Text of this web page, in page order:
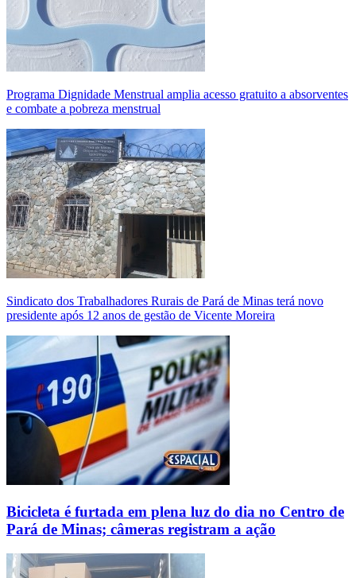
Programa Dignidade Menstrual amplia acesso gratuito a absorventes
e combate a pobreza menstrual
Sindicato dos Trabalhadores Rurais de Pará de Minas terá novo
presidente após 12 anos de gestão de Vicente Moreira
Bicicleta é furtada em plena luz do dia no Centro de
Pará de Minas; câmeras registram a ação